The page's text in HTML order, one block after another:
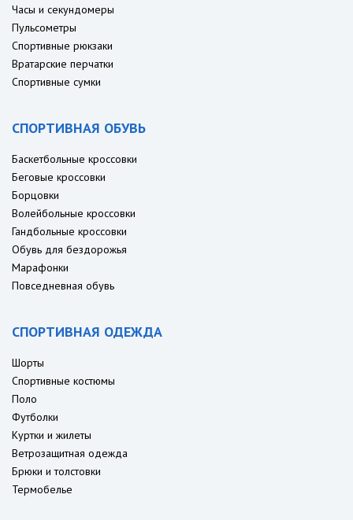
Часы и секундомеры
Пульсометры
Спортивные рюкзаки
Вратарские перчатки
Спортивные сумки
СПОРТИВНАЯ ОБУВЬ
Баскетбольные кроссовки
Беговые кроссовки
Борцовки
Волейбольные кроссовки
Гандбольные кроссовки
Обувь для бездорожья
Марафонки
Повседневная обувь
СПОРТИВНАЯ ОДЕЖДА
Шорты
Спортивные костюмы
Поло
Футболки
Куртки и жилеты
Ветрозащитная одежда
Брюки и толстовки
Термобелье